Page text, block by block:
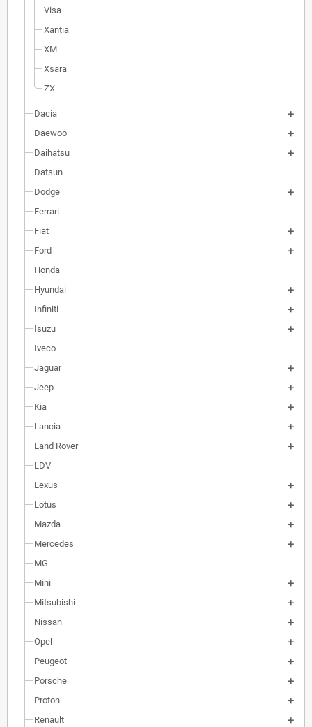
Visa
Xantia
XM
Xsara
ZX
Dacia
Daewoo
Daihatsu
Datsun
Dodge
Ferrari
Fiat
Ford
Honda
Hyundai
Infiniti
Isuzu
Iveco
Jaguar
Jeep
Kia
Lancia
Land Rover
LDV
Lexus
Lotus
Mazda
Mercedes
MG
Mini
Mitsubishi
Nissan
Opel
Peugeot
Porsche
Proton
Renault